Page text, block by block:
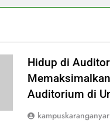
Hidup di
Auditorium di
kampuskaranganyar